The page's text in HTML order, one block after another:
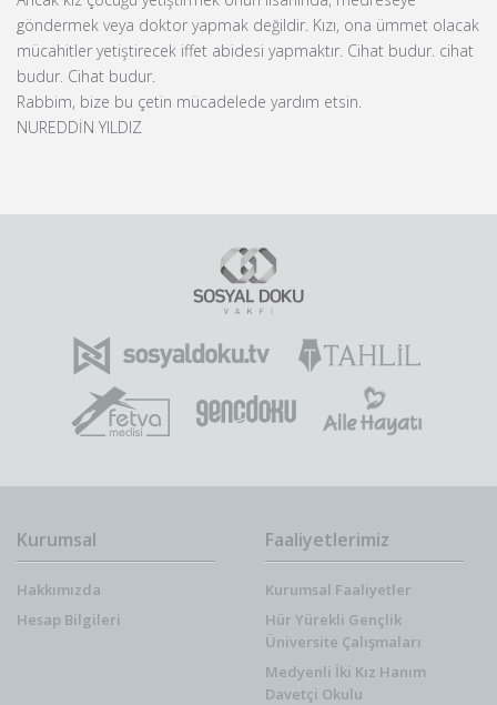
göndermek veya doktor yapmak değildir. Kızı, ona ümmet olacak
mücahitler yetiştirecek iffet abidesi yapmaktır. Cihat budur. cihat
budur. Cihat budur.
Rabbim, bize bu çetin mücadelede yardım etsin.
NUREDDİN YILDIZ
Kurumsal
Hakkımızda
Hesap Bilgileri
Faaliyetlerimiz
Kurumsal Faaliyetler
Hür Yürekli Gençlik
Üniversite Çalışmaları
Medyenli İki Kız Hanım
Davetçi Okulu